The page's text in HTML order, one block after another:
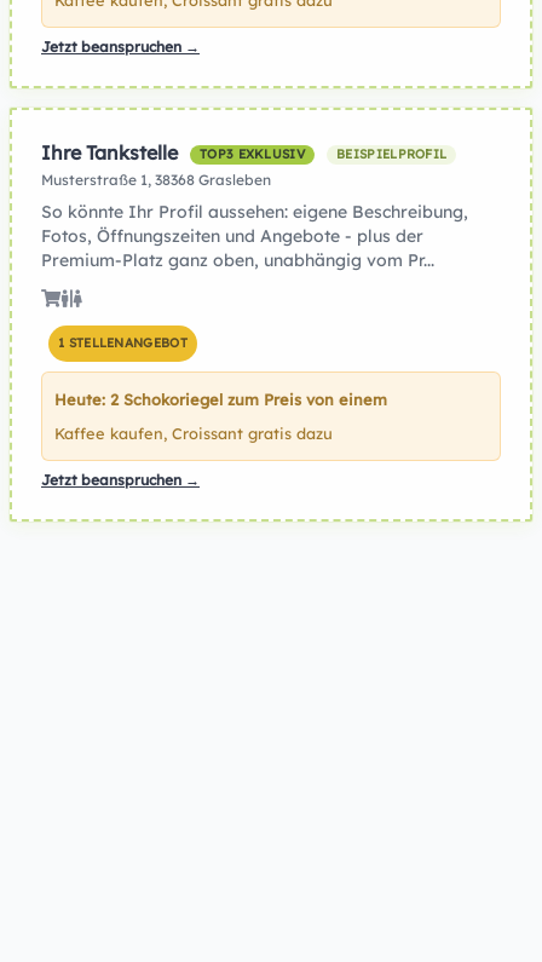
Jetzt beanspruchen →
Ihre Tankstelle TOP3 EXKLUSIV BEISPIELPROFIL
Musterstraße 1, 38368 Grasleben
So könnte Ihr Profil aussehen: eigene Beschreibung,
Fotos, Öffnungszeiten und Angebote - plus der
Premium-Platz ganz oben, unabhängig vom Pr...
1 STELLENANGEBOT
Heute: 2 Schokoriegel zum Preis von einem
Kaffee kaufen, Croissant gratis dazu
Jetzt beanspruchen →